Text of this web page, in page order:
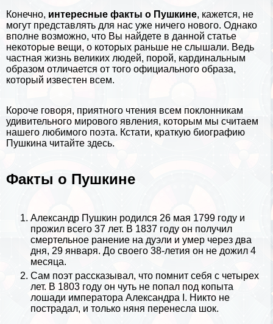
Конечно, интересные факты о Пушкине, кажется, не
могут представлять для нас уже ничего нового. Однако
вполне возможно, что Вы найдете в данной статье
некоторые вещи, о которых раньше не слышали. Ведь
частная жизнь великих людей, порой, кардинальным
образом отличается от того официального образа,
который известен всем.
Короче говоря, приятного чтения всем поклонникам
удивительного мирового явления, которым мы считаем
нашего любимого поэта. Кстати, краткую биографию
Пушкина читайте здесь.
Факты о Пушкине
Александр Пушкин родился 26 мая 1799 году и
прожил всего 37 лет. В 1837 году он получил
cмepтельное ранение на дуэли и умер через два
дня, 29 января. До своего 38-летия он не дожил 4
месяца.
Сам поэт рассказывал, что помнит себя с четырех
лет. В 1803 году он чуть не попал под копыта
лошади императора Александра I. Никто не
пострадал, и только няня перенесла шок.